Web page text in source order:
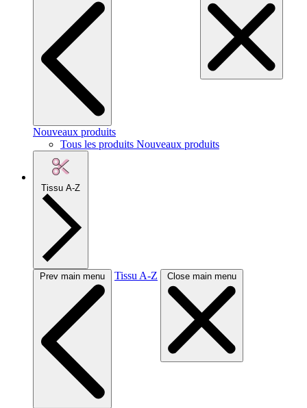
Nouveaux produits
Tous les produits Nouveaux produits
Tissu A-Z
Prev main menu Tissu A-Z Close main menu